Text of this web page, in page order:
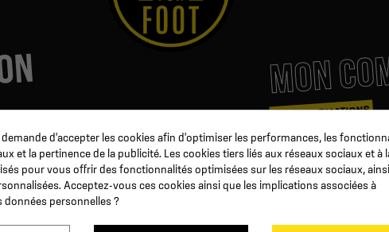
Coaching & Arbitrage
Matériel d'entrainement
Préparation Physique
Ballon de football
Événementiel
MON
MES INFORMATIONS
Mes commandes
Avoirs
Informations
Suivi de commande
demande d'accepter les cookies afin d'optimiser les performances, les
et la pertinence de la publicité. Les cookies tiers liés aux réseaux sociaux et à
pour vous offrir des fonctionnalités optimisées sur les réseaux sociaux,
Acceptez-vous ces cookies ainsi que les implications associées à
données personnelles ?